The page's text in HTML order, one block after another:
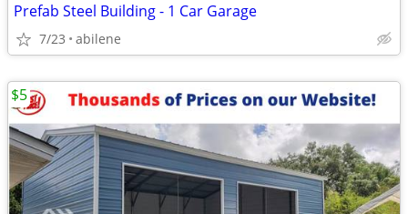
Prefab Steel Building - 1 Car Garage
7/23 abilene
$5